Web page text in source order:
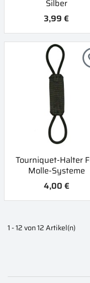
Silber
3,99 €
Tourniquet-Halter
Molle-Systeme
4,00 €
1 - 12 von 12 Artikel(n)